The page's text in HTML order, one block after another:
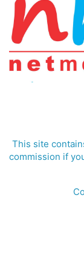
This site
commission if